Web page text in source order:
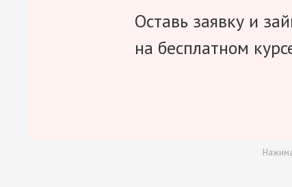
Оставь заявку и
на бесплатном